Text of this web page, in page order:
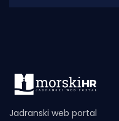
Jadranski web portal